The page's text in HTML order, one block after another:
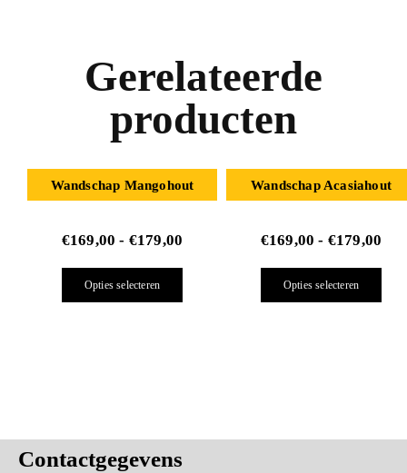
Gerelateerde
producten
Wandschap Mangohout
€169,00 - €179,00
Opties selecteren
Wandschap Acasiahout
€169,00 - €179,00
Opties selecteren
Contactgegevens